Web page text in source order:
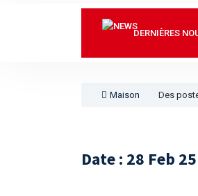
DERNIÈRES
Maison Des
Date : 28 Feb 25